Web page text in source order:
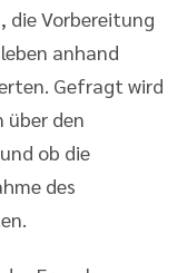
die Vorbereitung
anhand
Gefragt wird
über den
ob die
des